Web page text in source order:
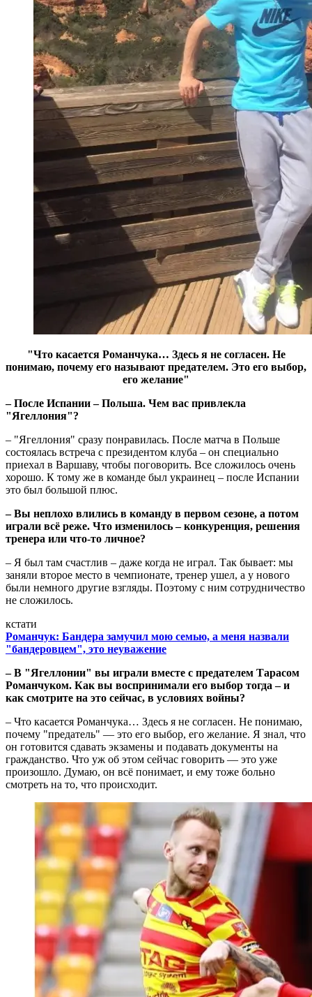
"Что касается Романчука… Здесь я не согласен. Не
понимаю, почему его называют предателем. Это его выбор,
его желание"
– После Испании – Польша. Чем вас привлекла
"Ягеллония"?
– "Ягеллония" сразу понравилась. После матча в Польше
состоялась встреча с президентом клуба – он специально
приехал в Варшаву, чтобы поговорить. Все сложилось очень
хорошо. К тому же в команде был украинец – после Испании
это был большой плюс.
– Вы неплохо влились в команду в первом сезоне, а потом
играли всё реже. Что изменилось – конкуренция, решения
тренера или что-то личное?
– Я был там счастлив – даже когда не играл. Так бывает: мы
заняли второе место в чемпионате, тренер ушел, а у нового
были немного другие взгляды. Поэтому с ним сотрудничество
не сложилось.
кстати
Романчук: Бандера замучил мою семью, а меня назвали
"бандеровцем", это неуважение
– В "Ягеллонии" вы играли вместе с предателем Тарасом
Романчуком. Как вы воспринимали его выбор тогда – и
как смотрите на это сейчас, в условиях войны?
– Что касается Романчука… Здесь я не согласен. Не понимаю,
почему "предатель" — это его выбор, его желание. Я знал, что
он готовится сдавать экзамены и подавать документы на
гражданство. Что уж об этом сейчас говорить — это уже
произошло. Думаю, он всё понимает, и ему тоже больно
смотреть на то, что происходит.